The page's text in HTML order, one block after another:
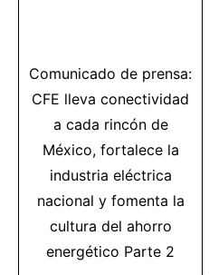
Comunicado de prensa:
CFE lleva conectividad
a cada rincón de
México, fortalece la
industria eléctrica
nacional y fomenta la
cultura del ahorro
energético Parte 2